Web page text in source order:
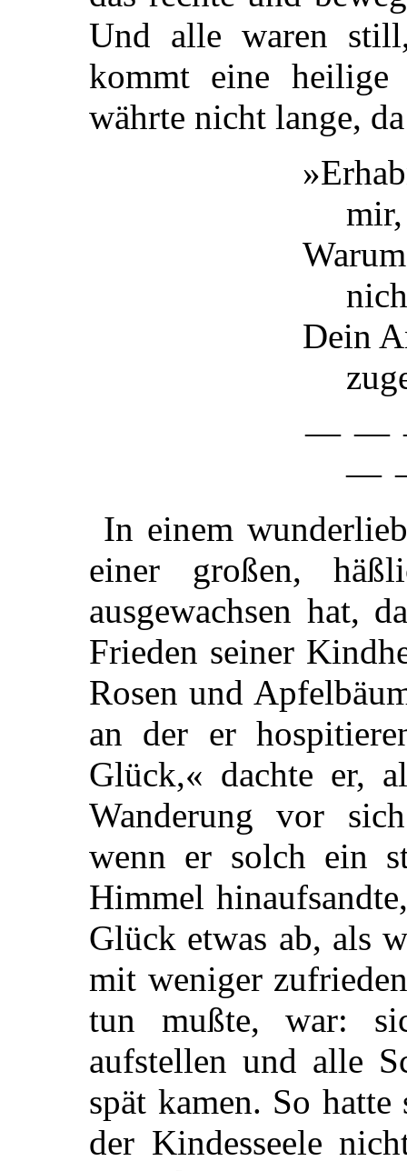
Und alle waren
kommt eine
währte nicht lange,
Dein
— —
—
In einem
einer großen,
ausgewachsen hat,
Frieden seiner
Rosen und
an der er
Glück,« dachte er,
Wanderung vor
wenn er solch ein
Himmel
Glück etwas ab, als
mit weniger
tun mußte, war:
aufstellen und alle
spät kamen. So hatte
der Kindesseele